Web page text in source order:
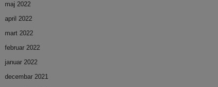
maj 2022
april 2022
mart 2022
februar 2022
januar 2022
decembar 2021